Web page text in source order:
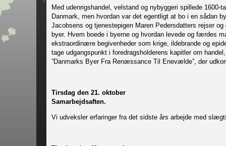
Med udenrigshandel, velstand og nybyggeri spillede
Danmark, men hvordan var det egentligt at bo i en sådan
Jacobsens og tjenestepigen Maren Pedersdatters rejser
byer. Hvem boede i byerne og hvordan levede og færdes
ekstraordinære begivenheder som krige, ildebrande og
tage udgangspunkt i foredragsholderens kapitler om
”Danmarks Byer Fra Renæssance Til Enevælde”, der
Tirsdag den 21. oktober
Samarbejdsaften.
Vi udveksler erfaringer fra det sidste års arbejde med